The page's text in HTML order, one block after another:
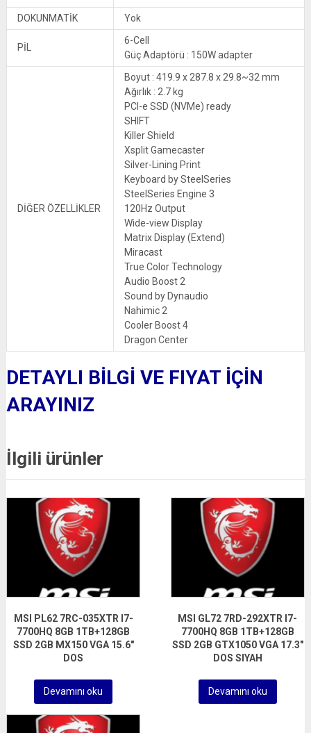
DOKUNMATİK
Yok
PİL
6-Cell
Güç Adaptörü : 150W adapter
DİĞER ÖZELLİKLER
Boyut : 419.9 x 287.8 x 29.8~32 mm
Ağırlık : 2.7 kg
PCI-e SSD (NVMe) ready
SHIFT
Killer Shield
Xsplit Gamecaster
Silver-Lining Print
Keyboard by SteelSeries
SteelSeries Engine 3
120Hz Output
Wide-view Display
Matrix Display (Extend)
Miracast
True Color Technology
Audio Boost 2
Sound by Dynaudio
Nahimic 2
Cooler Boost 4
Dragon Center
DETAYLI BİLGİ VE FIYAT İÇİN
ARAYINIZ
İlgili ürünler
MSI PL62 7RC-035XTR I7-
7700HQ 8GB 1TB+128GB
SSD 2GB MX150 VGA 15.6″
DOS
Devamını oku
MSI GL72 7RD-292XTR I7-
7700HQ 8GB 1TB+128GB
SSD 2GB GTX1050 VGA 17.3″
DOS SIYAH
Devamını oku